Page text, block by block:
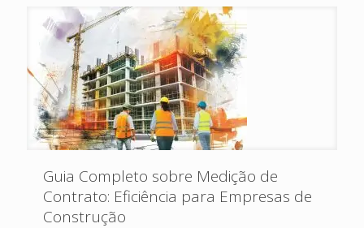
Guia Completo sobre Medição de
Contrato: Eficiência para Empresas de
Construção